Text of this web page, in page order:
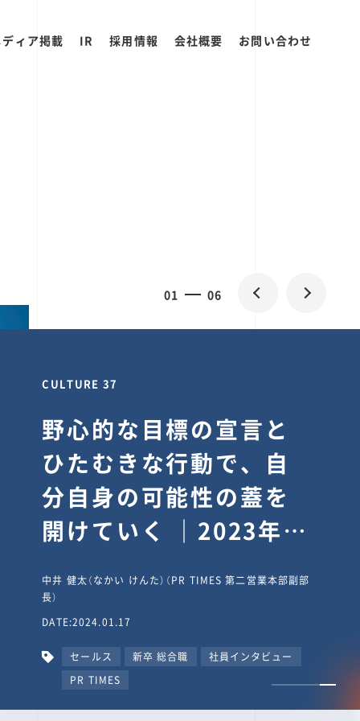
ィア掲載 IR 採用情報 会社概要 お問い合わせ
01 06
CULTURE 37
野心的な目標の宣言と
ひたむきな行動で、自
分自身の可能性の蓋を
開けていく ｜2023年度
タビュー #PR
TIMESな人たち
中井 健太（なかい けんた）（PR TIMES 第二営業本部副部
長）
DATE:2024.01.17
セールス 新卒 総合職
社員インタビュー
PR TIMES